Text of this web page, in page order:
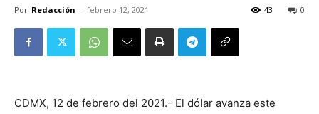
Por Redacción - febrero 12, 2021 0
43
CDMX, 12 de febrero del 2021.- El dólar avanza este